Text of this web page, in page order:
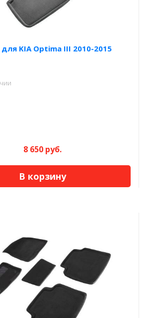
KIA Optima III 2010-2015
8 650 руб.
В корзину